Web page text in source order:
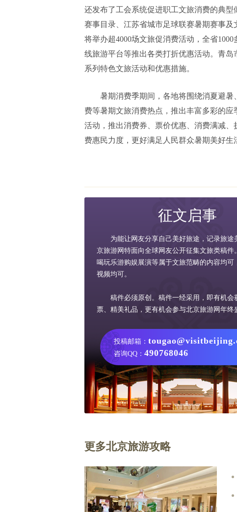
还发布了工会系统促进职工文旅消费的典型
赛事目录、江苏省城市足球联赛暑期赛事
将举办超4000场文旅促消费活动，全省
线旅游平台等推出各类打折优惠活动。青
系列特色文旅活动和优惠措施。
暑期消费季期间，各地将围绕消夏避
费等暑期文旅消费热点，推出丰富多彩的
活动，推出消费券、票价优惠、消费满减
费惠民力度，更好满足人民群众暑期美好生
征文启事
为能让网友分享自己美好旅途，记录旅途
京旅游网特面向全球网友公开征集文旅类稿件
喝玩乐游购娱展演等属于文旅范畴的内容均可
视频均可。
稿件必须原创。稿件一经采用，即有机会
票、精美礼品，更有机会参与北京旅游网年终
投稿邮箱：
咨询QQ： 490768046
更多北京旅游攻略